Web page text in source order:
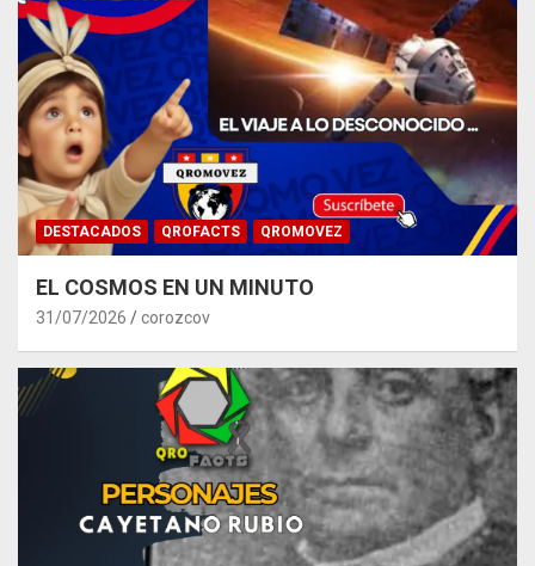
DESTACADOS QROFACTS QROMOVEZ
EL COSMOS EN UN MINUTO
31/07/2026 corozcov